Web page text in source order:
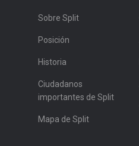
Sobre Split
Posición
Historia
Ciudadanos
importantes de Split
Mapa de Split